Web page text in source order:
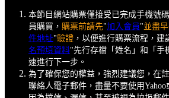
本節目網站購票僅接受已完成手機號
員購買， 購票前請先"加入會員 "並盡
件地址"驗證 ，以便進行購票流程，
名預填資料"先行存檔「姓名」和「手
速進行下一步。
為了確保您的權益，強烈建議您，在
聯絡人電子郵件，盡量不要使用